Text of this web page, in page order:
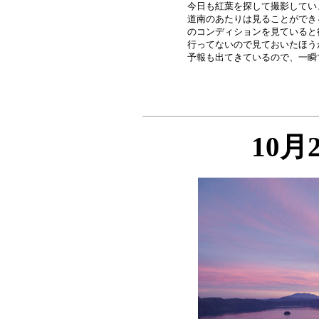
今日も紅葉を探して撮影して
道南のあたりは見ることがで
のコンディションを見ている
行ってないので見ておいたほ
10月